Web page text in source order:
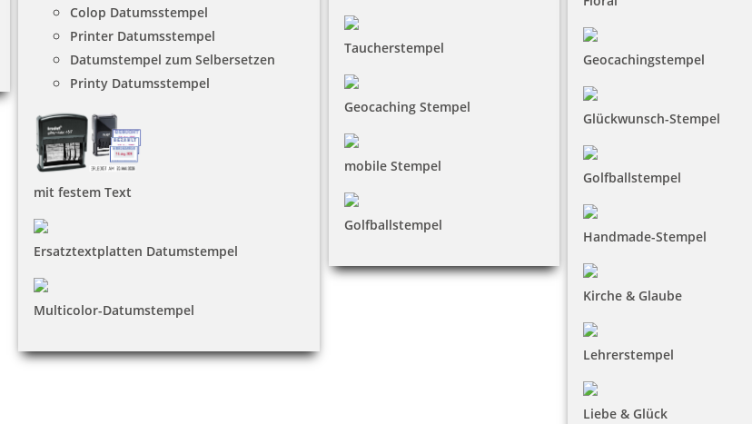
Colop Datumsstempel
Printer Datumsstempel
Datumstempel zum Selbersetzen
Printy Datumsstempel
mit festem Text
Ersatztextplatten Datumstempel
Multicolor-Datumstempel
Taucherstempel
Geocaching Stempel
mobile Stempel
Golfballstempel
Geocachingstempel
Glückwunsch-Stempel
Golfballstempel
Handmade-Stempel
Kirche & Glaube
Lehrerstempel
Liebe & Glück